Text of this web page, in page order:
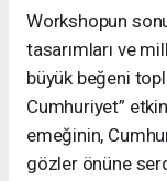
Workshopun
tasarımları ve
büyük beğeni
Cumhuriyet”
emeğinin,
gözler önüne